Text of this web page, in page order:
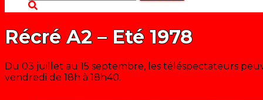
Récré A2 – Eté 1978
Du 03 juillet au 15 septembre, les téléspectateurs
vendredi de 18h à 18h40.